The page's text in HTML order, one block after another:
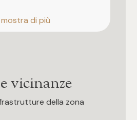
Autonomo
Esposizione
vicinanze
della zona